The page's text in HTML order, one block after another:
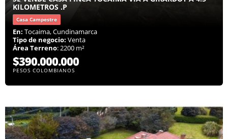
KILOMETROS .P
Casa Campestre
En: Tocaima, Cundinamarca
Tipo de negocio: Venta
Área Terreno: 2200 m²
$390.000.000
PESOS COLOMBIANOS